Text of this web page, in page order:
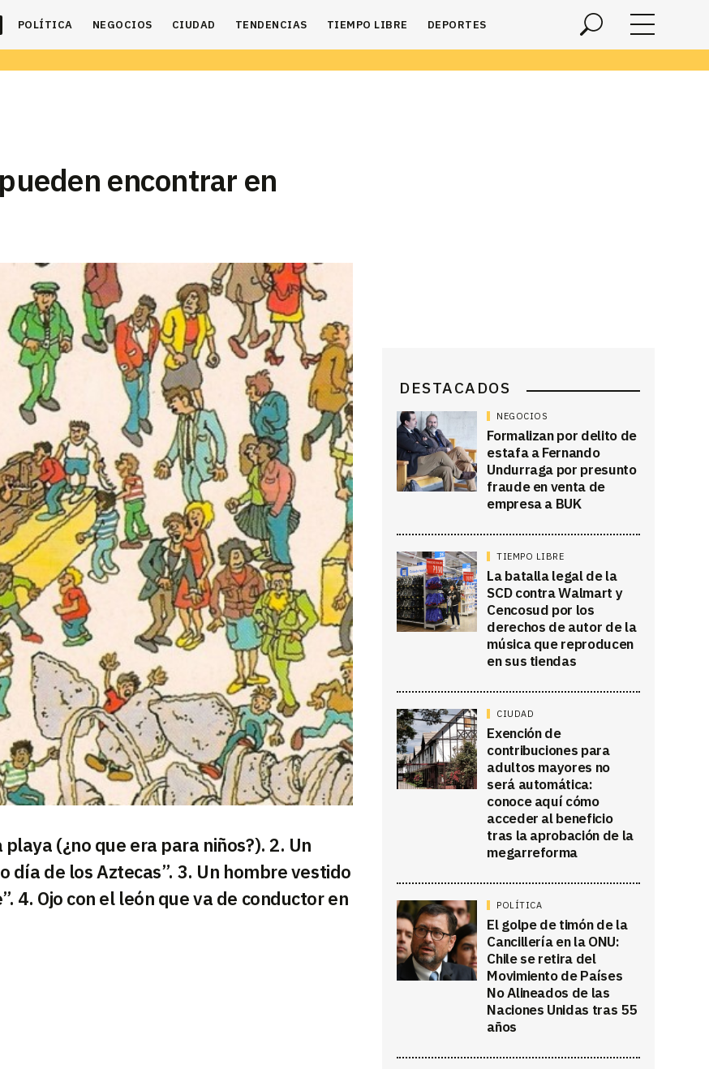
POLÍTICA NEGOCIOS CIUDAD TENDENCIAS TIEMPO LIBRE DEPORTES
encontrar en
(¿no que era para niños?). 2. Un
día de los Aztecas”. 3. Un hombre vestido
4. Ojo con el león que va de conductor en
DESTACADOS
NEGOCIOS
Formalizan por delito de
estafa a Fernando
Undurraga por presunto
fraude en venta de
empresa a BUK
TIEMPO LIBRE
La batalla legal de la
SCD contra Walmart y
Cencosud por los
derechos de autor de la
música que reproducen
en sus tiendas
CIUDAD
Exención de
contribuciones para
adultos mayores no
será automática:
conoce aquí cómo
acceder al beneficio
tras la aprobación de la
megarreforma
POLÍTICA
El golpe de timón de la
Cancillería en la ONU:
Chile se retira del
Movimiento de Países
No Alineados de las
Naciones Unidas tras 55
años